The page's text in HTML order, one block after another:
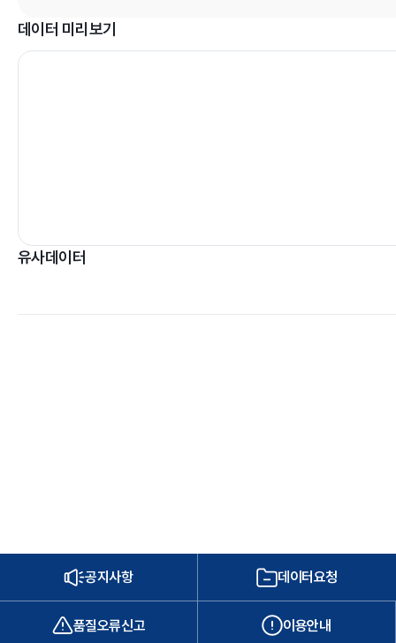
데이터 미리보기
유사데이터
공지사항 데이터요청
품질오류신고 이용안내